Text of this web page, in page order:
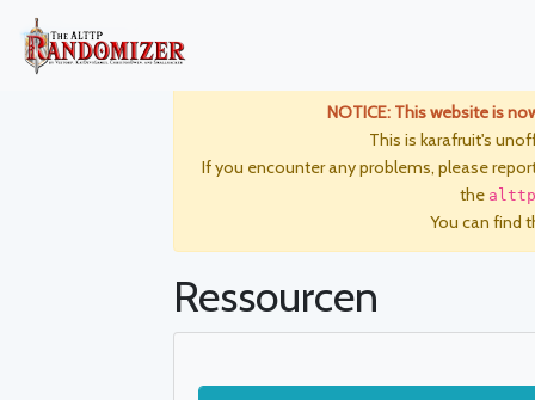
NOTICE: This website is
This is karafruit's
If you encounter any problems, please
the
You can find
Ressourcen